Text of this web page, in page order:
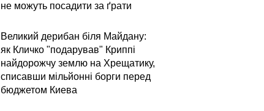
не можуть посадити за ґрати
Великий дерибан біля Майдану:
як Кличко "подарував" Криппі
найдорожчу землю на Хрещатику,
списавши мільйонні борги перед
бюджетом Киева